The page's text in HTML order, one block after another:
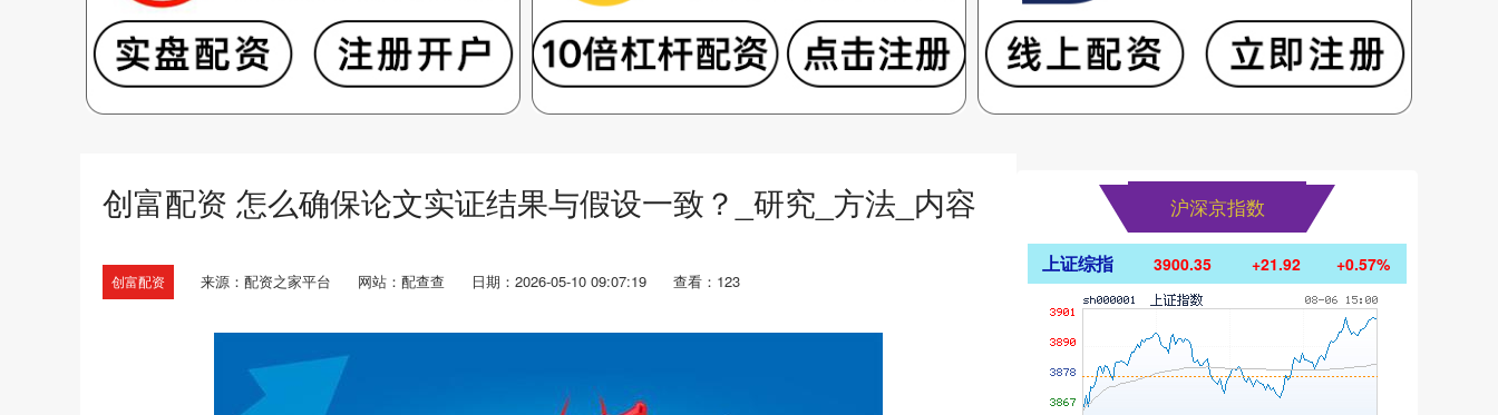
创富配资 怎么确保论文实证结果与假设一致？_研究_方法_内容
创富配资 来源：配资之家平台 网站：配查查 日期：2026-05-10 09:07:19 查看：123
沪深京指数
上证综指 3900.35 +21.92 +0.57%